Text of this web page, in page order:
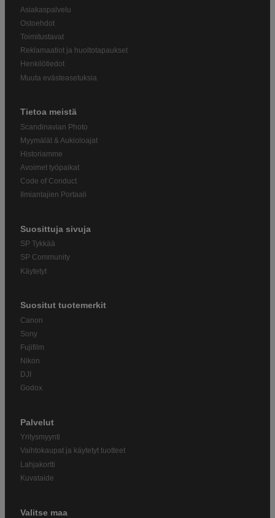
Asiakaspalvelu
Ostoehdot
Toimitustavat
Reklamaatiot ja huoltotapaukset
Henkilötiedot
Muuta evästeasetuksia
Tietoa meistä
Scandinavian Photo
Myymälät & Aukioloajat
Historiamme
Avoimet työpaikat
Code of Conduct
Ilmiantajien Portaali
Suosittuja sivuja
SP Tykkää
SP Community
Käytetyt
Suositut tuotemerkit
Canon
Sony
Fujifilm
Nikon
DJI
Godox
Palvelut
Yritysmyynti
Vaihtokaupat ja käytetyt tuotteet
Lahjakortti
Kuvataide
Valitse maa